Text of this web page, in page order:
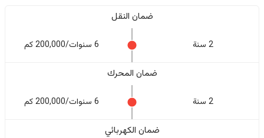
ضمان النقل
2 سنة 6 سنوات/200,000 كم
ضمان المحرك
2 سنة 6 سنوات/200,000 كم
ضمان الكهربائي